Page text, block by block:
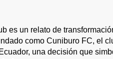
es un relato de
como Cuniburo FC, el
una decisión que